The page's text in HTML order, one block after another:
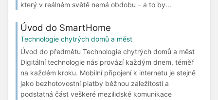
který v reálném světě nemá obdobu – a to by...
Úvod do SmartHome
Technologie chytrých domů a měst
Úvod do předmětu Technologie chytrých domů a měst
Digitální technologie nás provází každým dnem, téměř
na každém kroku. Mobilní připojení k internetu je stejně
jako bezhotovostní platby běžnou záležitostí a
podstatná část veškeré mezilidské komunikace